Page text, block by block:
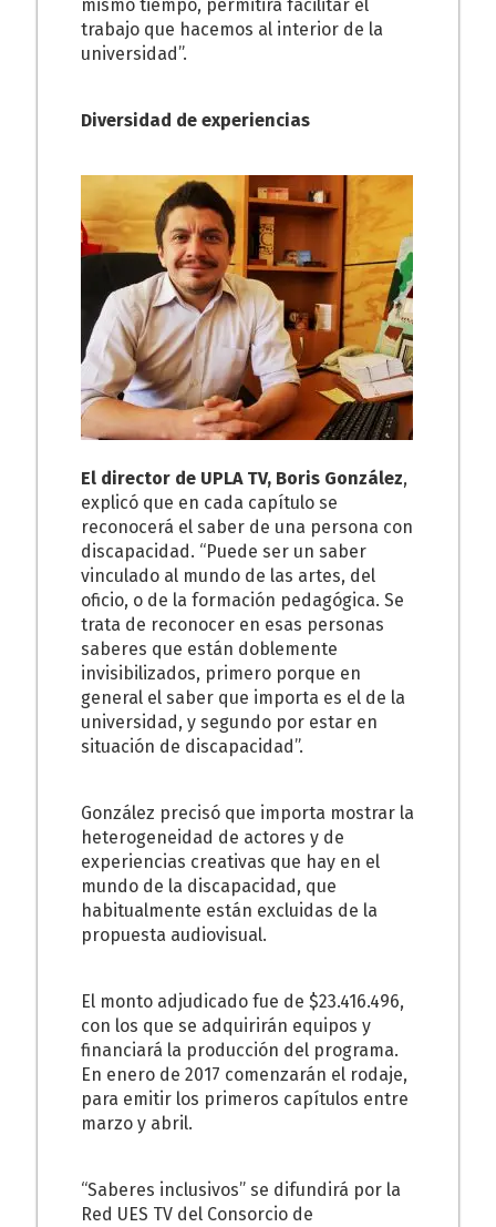
mismo tiempo, permitirá facilitar el
trabajo que hacemos al interior de la
universidad”.
Diversidad de experiencias
El director de UPLA TV, Boris González,
explicó que en cada capítulo se
reconocerá el saber de una persona con
discapacidad. “Puede ser un saber
vinculado al mundo de las artes, del
oficio, o de la formación pedagógica. Se
trata de reconocer en esas personas
saberes que están doblemente
invisibilizados, primero porque en
general el saber que importa es el de la
universidad, y segundo por estar en
situación de discapacidad”.
González precisó que importa mostrar la
heterogeneidad de actores y de
experiencias creativas que hay en el
mundo de la discapacidad, que
habitualmente están excluidas de la
propuesta audiovisual.
El monto adjudicado fue de $23.416.496,
con los que se adquirirán equipos y
financiará la producción del programa.
En enero de 2017 comenzarán el rodaje,
para emitir los primeros capítulos entre
marzo y abril.
“Saberes inclusivos” se difundirá por la
Red UES TV del Consorcio de